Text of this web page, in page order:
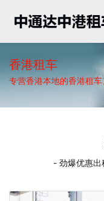
香港租车
专营香港本地的香港租
- 劲爆优惠